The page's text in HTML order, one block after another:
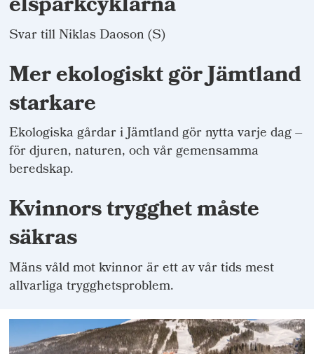
Svar till Niklas Daoson (S)
Mer ekologiskt gör Jämtland
starkare
Ekologiska gårdar i Jämtland gör nytta varje dag –
för djuren, naturen, och vår gemensamma
beredskap.
Kvinnors trygghet måste
säkras
Mäns våld mot kvinnor är ett av vår tids mest
allvarliga trygghetsproblem.